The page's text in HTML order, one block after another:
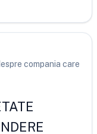
compania care